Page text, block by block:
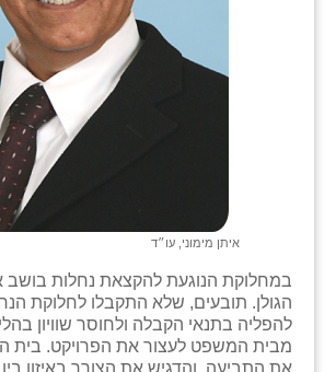
איתן מימוני, עו״ד
במחלוקת הנוגעת להקצאת נחלות בושב
הגולן. תובעים, שלא התקבלו לחלוקת
להפליה בתנאי הקבלה ולחוסר שוויון
מבית המשפט לעצור את הפרויקט.
את התביעה, והדגיש את הצורך באיזון בין
יבול (מורג)
יקנעם